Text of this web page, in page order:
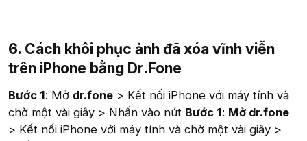
6. Cách khôi phục ảnh đã xóa vĩnh viễn
trên iPhone bằng Dr.Fone
Bước 1: Mở dr.fone > Kết nối iPhone với máy tính và
chờ một vài giây > Nhấn vào nút Bước 1: Mở dr.fone
> Kết nối iPhone với máy tính và chờ một vài giây >